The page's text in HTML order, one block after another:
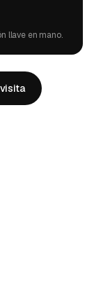
llave en mano.